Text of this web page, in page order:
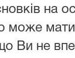
на
може
Ви не